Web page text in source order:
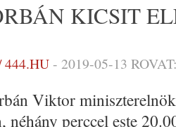
KICSIT
444.HU- 2019-05-13
Viktor
néhány perccel este